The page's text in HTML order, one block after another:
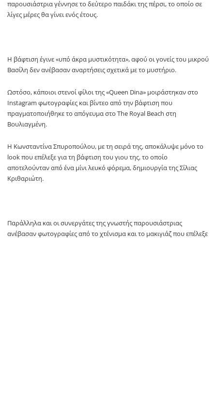
παρουσιάστρια γέννησε το δεύτερο παιδάκι της πέρσι, το οποίο σε
λίγες μέρες θα γίνει ενός έτους.
Η βάφτιση έγινε «υπό άκρα μυστικότητα», αφού οι γονείς του μικρού
Βασίλη δεν ανέβασαν αναρτήσεις σχετικά με το μυστήριο.
Ωστόσο, κάποιοι στενοί φίλοι της «Queen Dina» μοιράστηκαν στο
Instagram φωτογραφίες και βίντεο από την βάφτιση που
πραγματοποιήθηκε το απόγευμα στο The Royal Beach στη
Βουλιαγμένη.
Η Κωνσταντίνα Σπυροπούλου, με τη σειρά της, αποκάλυψε μόνο το
look που επέλεξε για τη βάφτιση του γιου της, το οποίο
αποτελούνταν από ένα μίνι λευκό φόρεμα, δημιουργία της Σίλιας
Κριθαριώτη.
Παράλληλα και οι συνεργάτες της γνωστής παρουσιάστριας
ανέβασαν φωτογραφίες από το χτένισμα και το μακιγιάζ που επέλεξε